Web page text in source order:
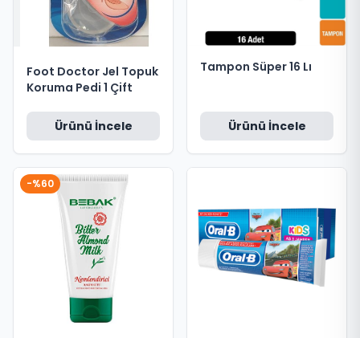
Foot Doctor Jel Topuk
Koruma Pedi 1 Çift
Ürünü İncele
Tampon Süper 16 Lı
Ürünü İncele
-%60